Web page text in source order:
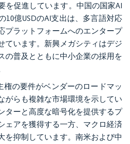
を促進しています。中国の国家AI
10億USDのAI支出は、多言語対応
プラットフォームへのエンタープ
ています。新興メガシティはデジ
の普及とともに中小企業の採用を
権の要件がベンダーのロードマッ
がらも複雑な市場環境を示してい
ターと高度な暗号化を提供するプ
ェアを獲得する一方、マクロ経済
を抑制しています。南米および中